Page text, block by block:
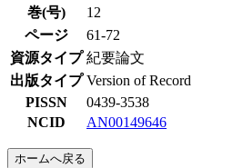
巻(号)
12
ページ
61-72
資源タイプ 紀要論文
出版タイプ Version of Record
PISSN
0439-3538
NCID
AN00149646
ホームへ戻る